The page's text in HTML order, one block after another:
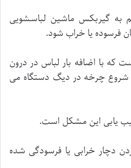
به گیربکس ماشین لباسشویی
فرسوده یا خراب شود.
که با اضافه بار لباس در درون
و شروع چرخه در دیگ دستگاه می
یابی این مشکل است.
دچار خرابی یا فرسودگی شده